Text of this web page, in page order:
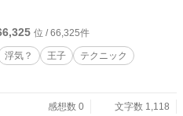
位 / 66,325件
浮気？ 王子
テクニック
感想数 0
文字数 1,118